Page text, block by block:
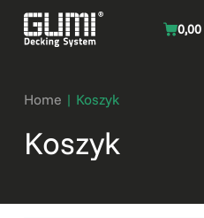
0,00
Home | Koszyk
Koszyk